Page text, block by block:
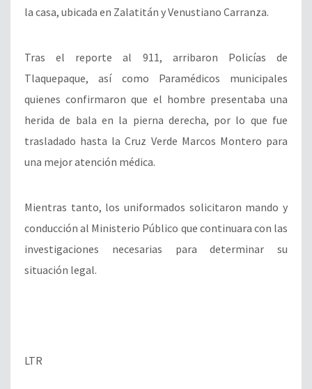
la casa, ubicada en Zalatitán y Venustiano Carranza.
Tras el reporte al 911, arribaron Policías de
Tlaquepaque, así como Paramédicos municipales
quienes confirmaron que el hombre presentaba una
herida de bala en la pierna derecha, por lo que fue
trasladado hasta la Cruz Verde Marcos Montero para
una mejor atención médica.
Mientras tanto, los uniformados solicitaron mando y
conducción al Ministerio Público que continuara con las
investigaciones necesarias para determinar su
situación legal.
LTR